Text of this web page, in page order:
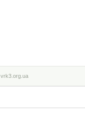
vrk3.org.ua